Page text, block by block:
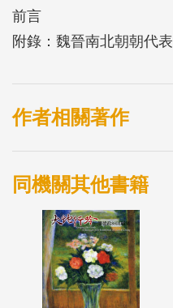
前言
附錄：魏晉南北朝朝代表
作者相關著作
同機關其他書籍